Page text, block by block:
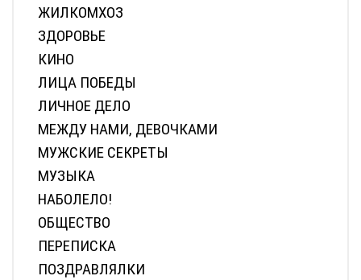
ЖИЛКОМХОЗ
ЗДОРОВЬЕ
КИНО
ЛИЦА ПОБЕДЫ
ЛИЧНОЕ ДЕЛО
МЕЖДУ НАМИ, ДЕВОЧКАМИ
МУЖСКИЕ СЕКРЕТЫ
МУЗЫКА
НАБОЛЕЛО!
ОБЩЕСТВО
ПЕРЕПИСКА
ПОЗДРАВЛЯЛКИ